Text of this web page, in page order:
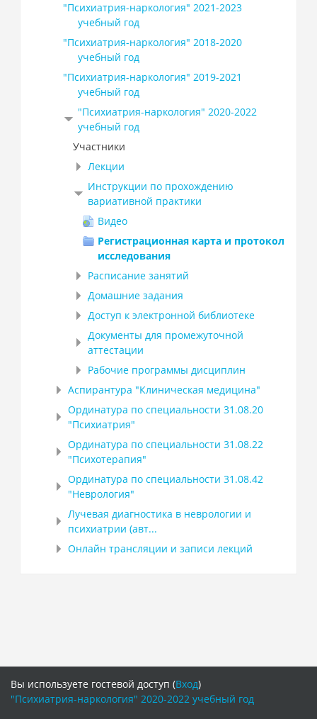
"Психиатрия-наркология" 2021-2023
учебный год
"Психиатрия-наркология" 2018-2020
учебный год
"Психиатрия-наркология" 2019-2021
учебный год
"Психиатрия-наркология" 2020-2022
учебный год
Участники
Лекции
Инструкции по прохождению
вариативной практики
Видео
Регистрационная карта и протокол
исследования
Расписание занятий
Домашние задания
Доступ к электронной библиотеке
Документы для промежуточной
аттестации
Рабочие программы дисциплин
Аспирантура "Клиническая медицина"
Ординатура по специальности 31.08.20
"Психиатрия"
Ординатура по специальности 31.08.22
"Психотерапия"
Ординатура по специальности 31.08.42
"Неврология"
Лучевая диагностика в неврологии и
психиатрии (авт...
Онлайн трансляции и записи лекций
Вы используете гостевой доступ (Вход)
"Психиатрия-наркология" 2020-2022 учебный год